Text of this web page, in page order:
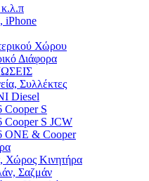
iPhone
Χώρου
Διάφορα
Συλλέκτες
Diesel
Cooper S
Cooper S JCW
ONE & Cooper
Χώρος Κινητήρα
Σαζμάν